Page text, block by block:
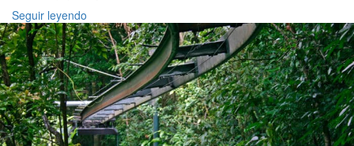
Seguir leyendo